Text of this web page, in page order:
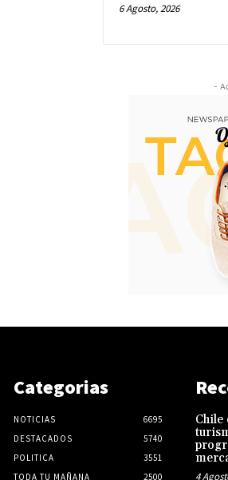
6 Agosto, 2026
-
Categorias
NOTICIAS
6695
DESTACADOS
5740
POLITICA
3551
TODA TU MAÑANA
2500
Chile
4